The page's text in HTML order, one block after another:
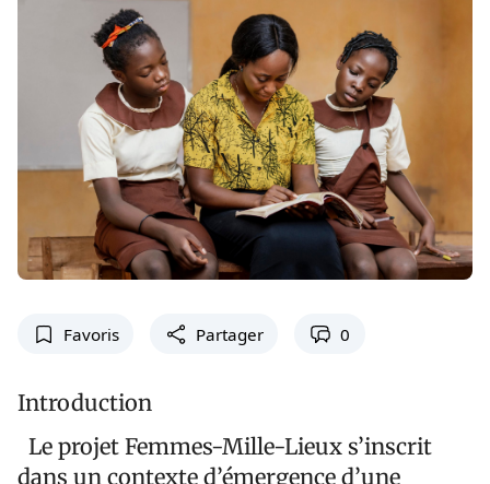
Favoris Partager 0
Introduction
Le projet Femmes-Mille-Lieux s’inscrit
dans un contexte d’émergence d’une